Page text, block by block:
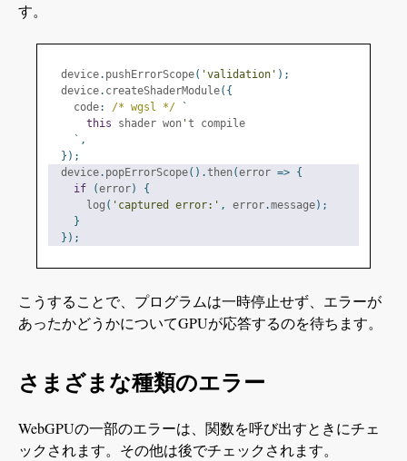
す。
  device
. pushErrorScope( 'validation' );
  device
. createShaderModule({
    code
: /* wgsl */
`
this shader won 't compile
`,
});
  device
. popErrorScope().then (error => {
if
(error)
{
      log
( 'captured error:' , error.message);
}
});
こうすることで、プログラムは一時停止せず、エラーが
あったかどうかについてGPUが応答するのを待ちます。
さまざまな種類のエラー
WebGPUの一部のエラーは、関数を呼び出すときにチェ
ックされます。その他は後でチェックされます。